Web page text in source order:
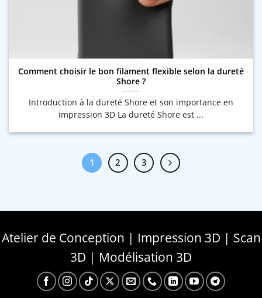
Comment choisir le bon filament flexible selon la dureté
Shore ?
Introduction à la dureté Shore et son importance en
impression 3D La dureté Shore est ...
1 2 3
Atelier de Conception | Impression 3D | Scan
3D | Modélisation 3D